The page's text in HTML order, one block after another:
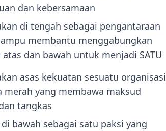
dan kebersamaan
di tengah sebagai pengantaraan
membantu menggabungkan
atas dan bawah untuk menjadi SATU
asas kekuatan sesuatu organisasi
merah yang membawa maksud
tangkas
bawah sebagai satu paksi yang